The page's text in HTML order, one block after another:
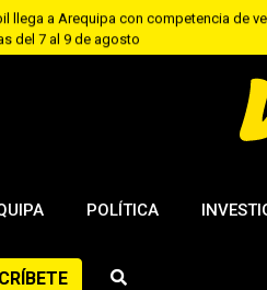
llega a Arequipa con competencia de
del 7 al 9 de agosto
supera a Sunarp en penales y avanza a
POLÍTICA